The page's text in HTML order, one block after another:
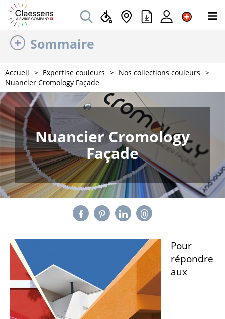
Sommaire
Accueil Expertise couleurs
Nos collections couleurs
Nuancier Cromology Façade
Nuancier Cromology
Façade
Pour
répondre
aux